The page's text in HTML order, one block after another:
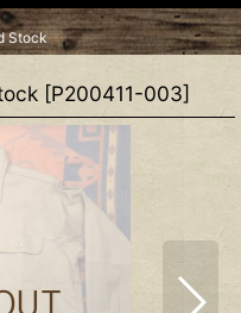
Stock
[P200411-003]